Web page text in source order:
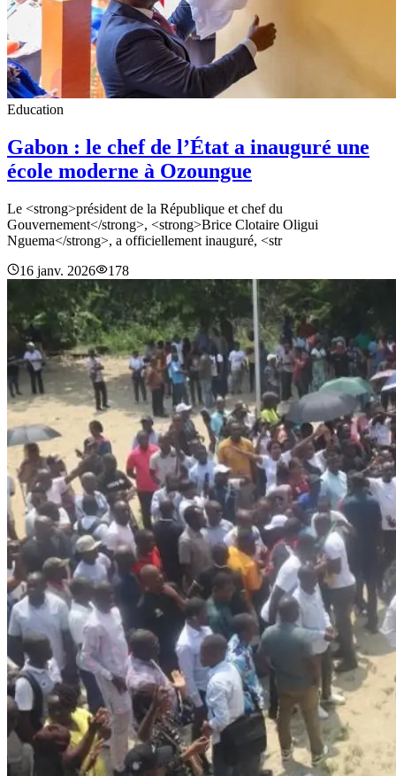
Education
Gabon : le chef de l’État a inauguré une
école moderne à Ozoungue
Le <strong>président de la République et chef du
Gouvernement</strong>, <strong>Brice Clotaire Oligui
Nguema</strong>, a officiellement inauguré, <str
16 janv. 2026
178